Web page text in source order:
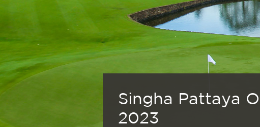
Singha Pattaya
2023